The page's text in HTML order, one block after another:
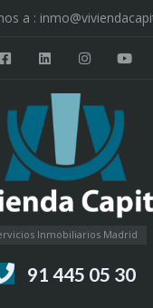
a :
Inmobiliarios Madrid
91 445 05 30